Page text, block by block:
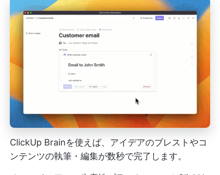
ClickUp Brainを使えば、アイデアのブレストやコ
ンテンツの執筆・編集が数秒で完了します。